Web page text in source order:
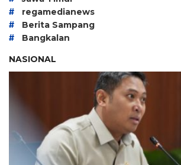
# regamedianews
# Berita Sampang
#
Bangkalan
NASIONAL